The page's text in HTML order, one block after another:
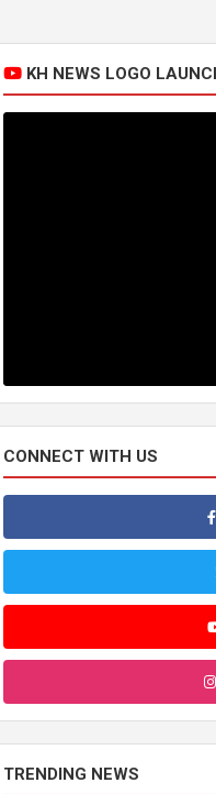
KH NEWS LOGO
CONNECT WITH US
TRENDING NEWS